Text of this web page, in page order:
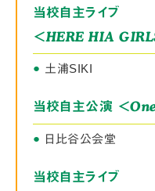
当校自主ライブ
＜HERE HIA
● 土浦SIKI
当校自主公演 ＜
● 日比谷公会堂
当校自主ライブ